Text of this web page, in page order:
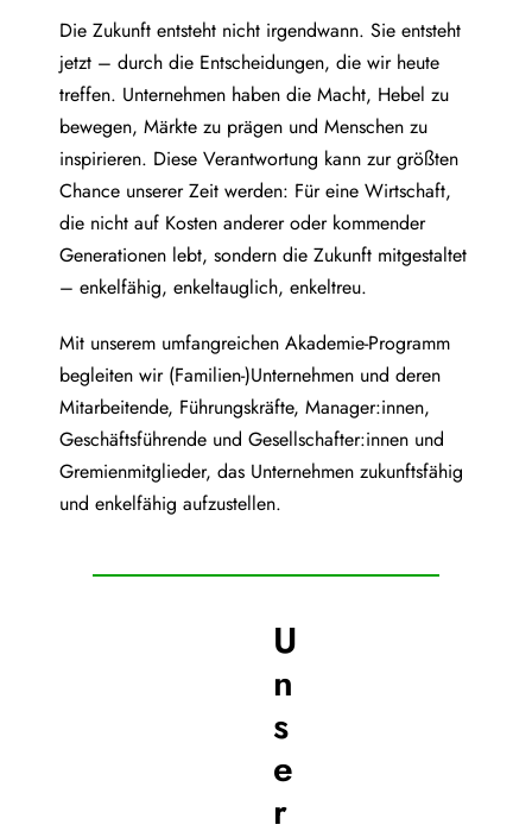
Die Zukunft entsteht nicht irgendwann. Sie entsteht
jetzt – durch die Entscheidungen, die wir heute
treffen. Unternehmen haben die Macht, Hebel zu
bewegen, Märkte zu prägen und Menschen zu
inspirieren. Diese Verantwortung kann zur größten
Chance unserer Zeit werden: Für eine Wirtschaft,
die nicht auf Kosten anderer oder kommender
Generationen lebt, sondern die Zukunft mitgestaltet
– enkelfähig, enkeltauglich, enkeltreu.
Mit unserem umfangreichen Akademie-Programm
begleiten wir (Familien-)Unternehmen und deren
Mitarbeitende, Führungskräfte, Manager:innen,
Geschäftsführende und Gesellschafter:innen und
Gremienmitglieder, das Unternehmen zukunftsfähig
und enkelfähig aufzustellen.
U
n
s
e
r